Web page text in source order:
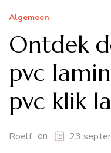
Algemeen
Ontdek
pvc
pvc klik
Roelf on 23